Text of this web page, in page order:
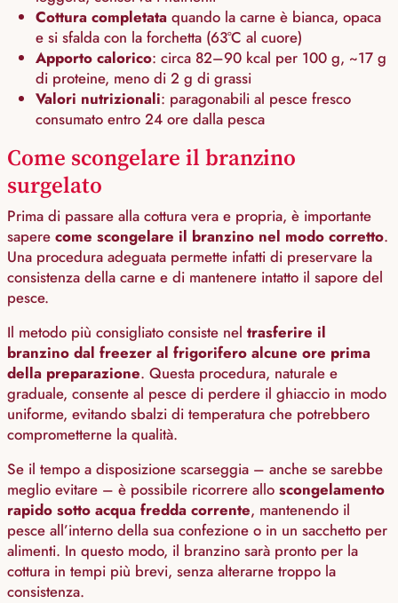
Cottura completata quando la carne è bianca, opaca
e si sfalda con la forchetta (63°C al cuore)
Apporto calorico: circa 82–90 kcal per 100 g, ~17 g
di proteine, meno di 2 g di grassi
Valori nutrizionali: paragonabili al pesce fresco
consumato entro 24 ore dalla pesca
Come scongelare il branzino
surgelato
Prima di passare alla cottura vera e propria, è importante
sapere come scongelare il branzino nel modo corretto.
Una procedura adeguata permette infatti di preservare la
consistenza della carne e di mantenere intatto il sapore del
pesce.
Il metodo più consigliato consiste nel trasferire il
branzino dal freezer al frigorifero alcune ore prima
della preparazione. Questa procedura, naturale e
graduale, consente al pesce di perdere il ghiaccio in modo
uniforme, evitando sbalzi di temperatura che potrebbero
comprometterne la qualità.
Se il tempo a disposizione scarseggia – anche se sarebbe
meglio evitare – è possibile ricorrere allo scongelamento
rapido sotto acqua fredda corrente, mantenendo il
pesce all’interno della sua confezione o in un sacchetto per
alimenti. In questo modo, il branzino sarà pronto per la
cottura in tempi più brevi, senza alterarne troppo la
consistenza.